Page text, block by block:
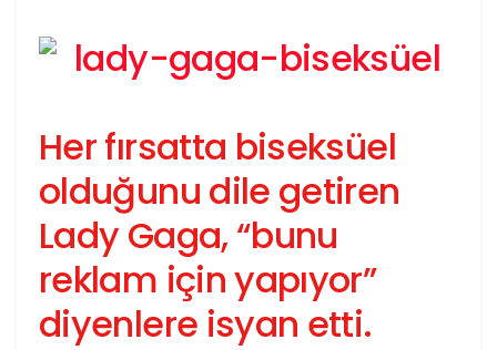
Her fırsatta biseksüel
olduğunu dile getiren
Lady Gaga, “bunu
reklam için yapıyor”
diyenlere isyan etti.